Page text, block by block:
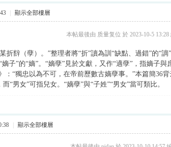
顯示全部樓層
本帖最後由 质量复位 於 2023-10-5 13:28
折辥（孽）。”整理者將“折”讀為訓“缺點、過錯”的“謫”
嫡子”的“嫡”。“嫡孽”見於文獻，又作“適孽”，指嫡子
：“獨忠以為不可，在帝前歷數古嫡孽事。”本篇簡36
“男女”可指兒女。“嫡孽”與“子姓”“男女”當可類比。
顯示全部樓層